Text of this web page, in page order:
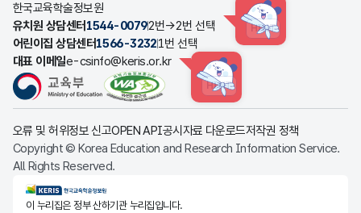
한국교육학술정보원
유치원 상담센터 1544-00792번→2번 선택 HINT
어린이집 상담센터1566-32321번 선택
대표 이메일e-csinfo@keris.or.kr
HINT
오류 및 허위정보 신고OPEN API공시자료 다운로드저작권 정책
Copyright © Korea Education and Research Information Service.
All Rights Reserved.
KERIS한국교육학술정보원
이 누리집은 정부 산하기관 누리집입니다.